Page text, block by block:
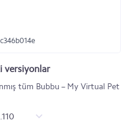
versiyonlar
tüm Bubbu – My Virtual Pet